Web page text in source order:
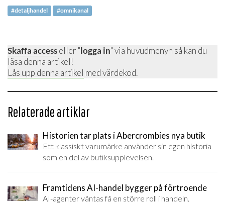
#detaljhandel #omnikanal
Skaffa accesseller "logga in" via huvudmenyn så kan du
läsa denna artikel!
Lås upp denna artikel med värdekod.
Relaterade artiklar
Historien tar plats i Abercrombies nya butik
Ett klassiskt varumärke använder sin egen historia
som en del av butiksupplevelsen.
Framtidens AI-handel bygger på förtroende
AI-agenter väntas få en större roll i handeln.